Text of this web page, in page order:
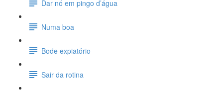
Dar nó em pingo d’água
Numa boa
Bode expiatório
Sair da rotina